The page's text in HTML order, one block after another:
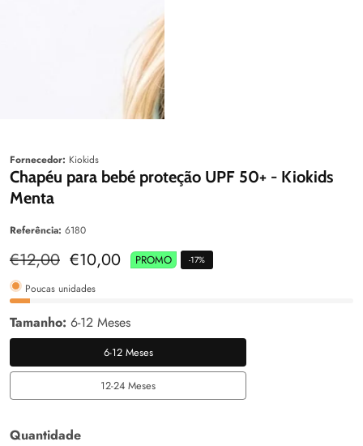
Fornecedor: Kiokids
Chapéu para bebé proteção UPF 50+ - Kiokids
Menta
Referência: 6180
Preço
normal
€12,00 Preço
venda
€10,00 PROMO -17%
Poucas unidades
Tamanho: 6-12 Meses
6-12 Meses
12
Meses
12-24 Meses
12-
Quantidade